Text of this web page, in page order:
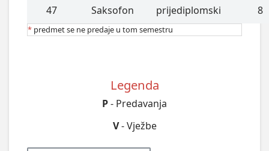
47 Saksofon prijediplomski 8
* predmet se ne predaje u tom semestru
Legenda
P- Predavanja
V- Vježbe